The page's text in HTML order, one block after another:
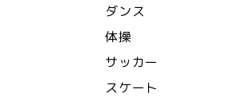
ダンス
体操
サッカー
スケート